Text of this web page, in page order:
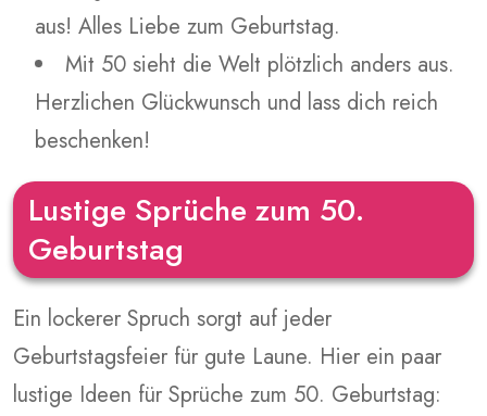
aus! Alles Liebe zum Geburtstag.
Mit 50 sieht die Welt plötzlich anders aus.
Herzlichen Glückwunsch und lass dich reich
beschenken!
Lustige Sprüche zum 50.
Geburtstag
Ein lockerer Spruch sorgt auf jeder
Geburtstagsfeier für gute Laune. Hier ein paar
lustige Ideen für Sprüche zum 50. Geburtstag: